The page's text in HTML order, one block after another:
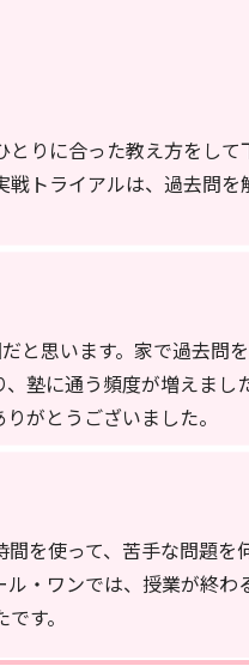
りに合った教え方をして
トライアルは、過去問を
と思います。家で過去問
塾に通う頻度が増えまし
がとうございました。
を使って、苦手な問題を
・ワンでは、授業が終わ
す。